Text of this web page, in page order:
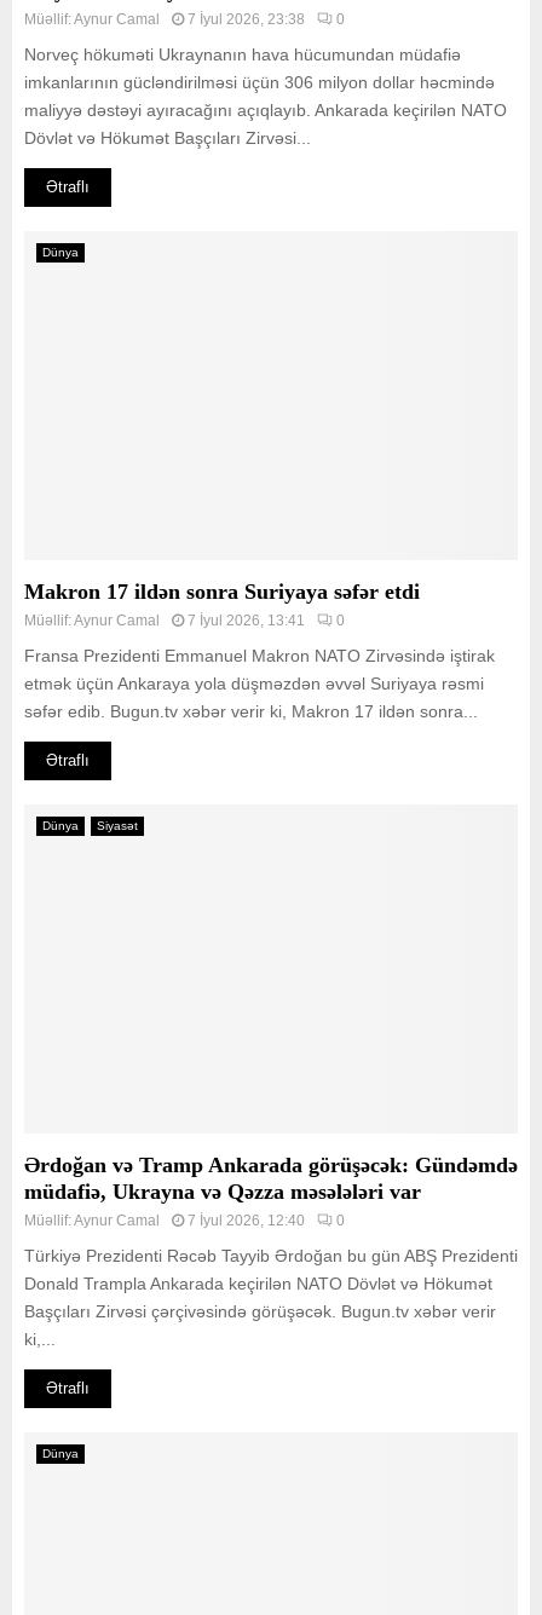
Müəllif:Aynur Camal 7 İyul 2026, 23:38 0
Norveç hökuməti Ukraynanın hava hücumundan müdafiə
imkanlarının gücləndirilməsi üçün 306 milyon dollar həcmində
maliyyə dəstəyi ayıracağını açıqlayıb. Ankarada keçirilən NATO
Dövlət və Hökumət Başçıları Zirvəsi...
Ətraflı
Dünya
Makron 17 ildən sonra Suriyaya səfər etdi
Müəllif:Aynur Camal 7 İyul 2026, 13:41 0
Fransa Prezidenti Emmanuel Makron NATO Zirvəsində iştirak
etmək üçün Ankaraya yola düşməzdən əvvəl Suriyaya rəsmi
səfər edib. Bugun.tv xəbər verir ki, Makron 17 ildən sonra...
Ətraflı
Dünya Siyasət
Ərdoğan və Tramp Ankarada görüşəcək: Gündəmdə
müdafiə, Ukrayna və Qəzza məsələləri var
Müəllif:Aynur Camal 7 İyul 2026, 12:40 0
Türkiyə Prezidenti Rəcəb Tayyib Ərdoğan bu gün ABŞ Prezidenti
Donald Trampla Ankarada keçirilən NATO Dövlət və Hökumət
Başçıları Zirvəsi çərçivəsində görüşəcək. Bugun.tv xəbər verir
ki,...
Ətraflı
Dünya